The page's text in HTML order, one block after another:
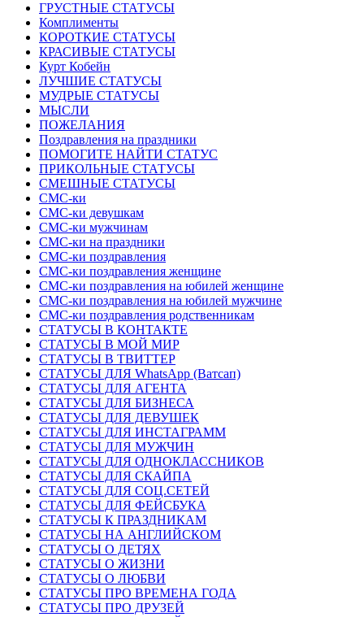
ГРУСТНЫЕ СТАТУСЫ
Комплименты
КОРОТКИЕ СТАТУСЫ
КРАСИВЫЕ СТАТУСЫ
Курт Кобейн
ЛУЧШИЕ СТАТУСЫ
МУДРЫЕ СТАТУСЫ
МЫСЛИ
ПОЖЕЛАНИЯ
Поздравления на праздники
ПОМОГИТЕ НАЙТИ СТАТУС
ПРИКОЛЬНЫЕ СТАТУСЫ
СМЕШНЫЕ СТАТУСЫ
СМС-ки
СМС-ки девушкам
СМС-ки мужчинам
СМС-ки на праздники
СМС-ки поздравления
СМС-ки поздравления женщине
СМС-ки поздравления на юбилей женщине
СМС-ки поздравления на юбилей мужчине
СМС-ки поздравления родственникам
СТАТУСЫ В КОНТАКТЕ
СТАТУСЫ В МОЙ МИР
СТАТУСЫ В ТВИТТЕР
СТАТУСЫ ДЛЯ WhatsApp (Ватсап)
СТАТУСЫ ДЛЯ АГЕНТА
СТАТУСЫ ДЛЯ БИЗНЕСА
СТАТУСЫ ДЛЯ ДЕВУШЕК
СТАТУСЫ ДЛЯ ИНСТАГРАММ
СТАТУСЫ ДЛЯ МУЖЧИН
СТАТУСЫ ДЛЯ ОДНОКЛАССНИКОВ
СТАТУСЫ ДЛЯ СКАЙПА
СТАТУСЫ ДЛЯ СОЦ.СЕТЕЙ
СТАТУСЫ ДЛЯ ФЕЙСБУКА
СТАТУСЫ К ПРАЗДНИКАМ
СТАТУСЫ НА АНГЛИЙСКОМ
СТАТУСЫ О ДЕТЯХ
СТАТУСЫ О ЖИЗНИ
СТАТУСЫ О ЛЮБВИ
СТАТУСЫ ПРО ВРЕМЕНА ГОДА
СТАТУСЫ ПРО ДРУЗЕЙ